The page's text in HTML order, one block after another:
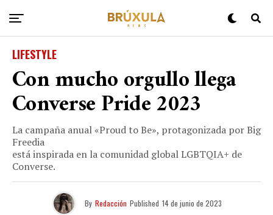
LIFESTYLE
Con mucho orgullo llega
Converse Pride 2023
La campaña anual «Proud to Be», protagonizada por Big
Freedia
está inspirada en la comunidad global LGBTQIA+ de
Converse.
By Redacción Published 14 de junio de 2023